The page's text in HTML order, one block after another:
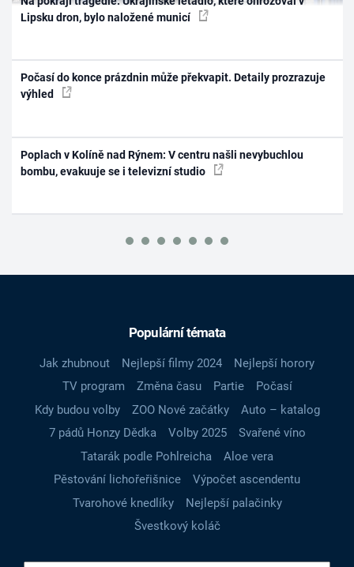
Lipsku dron, bylo naložené municí
Počasí do konce prázdnin může překvapit. Detaily prozrazuje
výhled
Poplach v Kolíně nad Rýnem: V centru našli nevybuchlou
bombu, evakuuje se i televizní studio
Populární témata
Jak zhubnout Nejlepší filmy 2024
Nejlepší horory
TV program
Změna času Partie
Počasí
Kdy budou volby
ZOO Nové začátky
Auto – katalog
7 pádů Honzy Dědka
Volby 2025
Svařené víno
Tatarák podle Pohlreicha
Aloe vera
Pěstování lichořeřišnice
Výpočet ascendentu
Tvarohové knedlíky
Nejlepší palačinky
Švestkový koláč